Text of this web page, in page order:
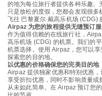
的地为每位旅行者提供各种乐趣
只是放松的度假，您都会发现很
飞往 巴黎夏尔·戴高乐机场 (CDG)
Airpaz 为您的旅程提供无缝预订
作为值得信赖的在线旅行社，
高乐机场 (CDG) 的机票。我们的
机票选择。使用 Airpaz，您可以
探索您的目的地。
以优惠的价格确保您的完美目的地
Airpaz 提供独家优惠和特别优惠，
享受折扣优惠，同时不影响质量
从未如此简单。在 Airpaz 预订您